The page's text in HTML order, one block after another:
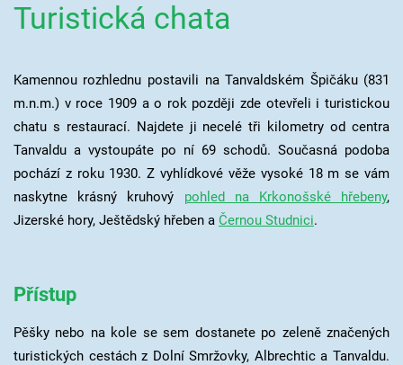
Turistická chata
Kamennou rozhlednu postavili na Tanvaldském Špičáku (831
m.n.m.) v roce 1909 a o rok později zde otevřeli i turistickou
chatu s restaurací. Najdete ji necelé tři kilometry od centra
Tanvaldu a vystoupáte po ní 69 schodů. Současná podoba
pochází z roku 1930. Z vyhlídkové věže vysoké 18 m se vám
naskytne krásný kruhový pohled na Krkonošské hřebeny,
Jizerské hory, Ještědský hřeben a Černou Studnici.
Přístup
Pěšky nebo na kole se sem dostanete po zeleně značených
turistických cestách z Dolní Smržovky, Albrechtic a Tanvaldu.